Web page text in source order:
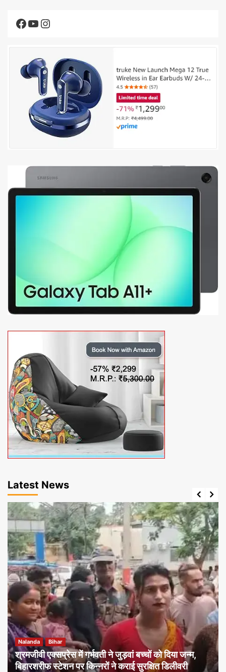
Facebook
YouTube
Instagram
Latest News
Nalanda Bihar
श्रमजीवी एक्सप्रेस में गर्भवती ने जुड़वां बच्चों को दिया जन्म,
बिहारशरीफ स्टेशन पर किन्नरों ने कराई सुरक्षित डिलीवरी